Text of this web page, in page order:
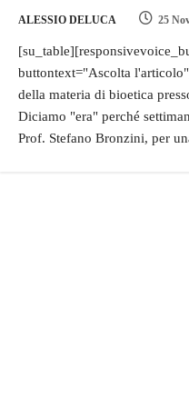
ALESSIO DELUCA 25
buttontext="Ascolta
della materia di bioetica
Diciamo "era" perché
Prof. Stefano Bronzini, per